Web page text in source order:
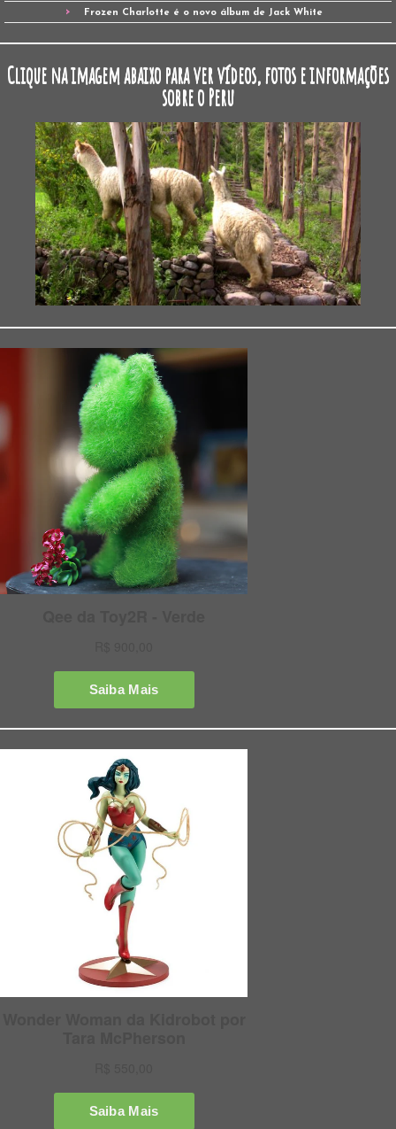
Frozen Charlotte é o novo álbum de Jack White
Clique na imagem abaixo para ver vídeos, fotos e informações
sobre o Peru